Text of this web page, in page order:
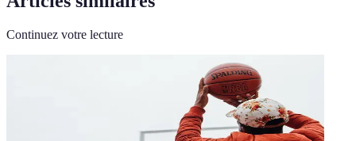
Continuez votre lecture